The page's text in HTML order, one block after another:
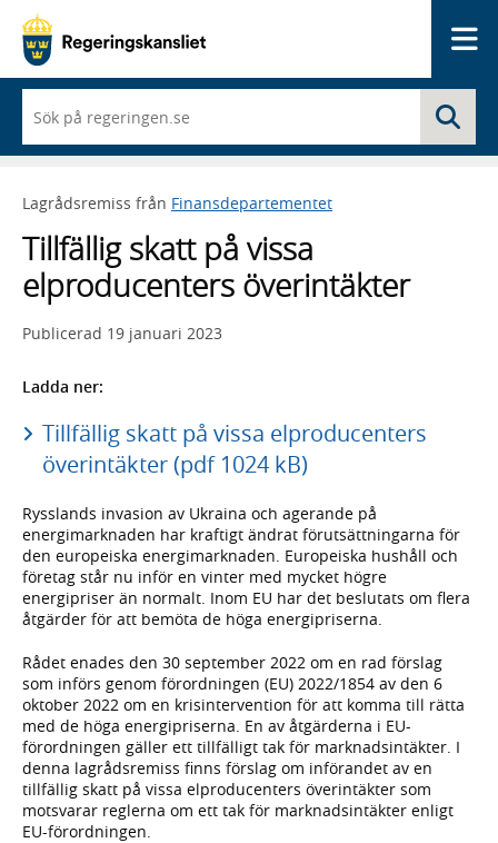
du
börjar
skriva
framträder
lista
med
sökförslag
Lagrådsremiss från Finansdepartementet
Tillfällig skatt på vissa
elproducenters överintäkter
Publicerad 19 januari 2023
Ladda ner:
Tillfällig skatt på vissa elproducenters
överintäkter (pdf 1024 kB)
Rysslands invasion av Ukraina och agerande på
energimarknaden har kraftigt ändrat förutsättningarna för
den europeiska energimarknaden. Europeiska hushåll och
företag står nu inför en vinter med mycket högre
energipriser än normalt. Inom EU har det beslutats om flera
åtgärder för att bemöta de höga energipriserna.
Rådet enades den 30 september 2022 om en rad förslag
som införs genom förordningen (EU) 2022/1854 av den 6
oktober 2022 om en krisintervention för att komma till rätta
med de höga energipriserna. En av åtgärderna i EU-
förordningen gäller ett tillfälligt tak för marknadsintäkter. I
denna lagrådsremiss finns förslag om införandet av en
tillfällig skatt på vissa elproducenters överintäkter som
motsvarar reglerna om ett tak för marknadsintäkter enligt
EU-förordningen.